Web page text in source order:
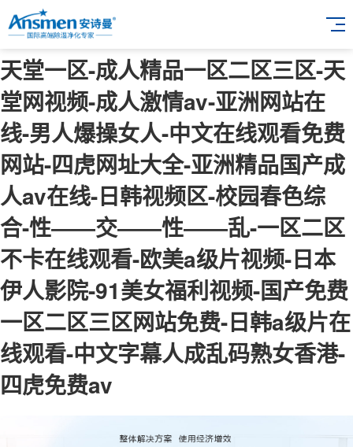
天堂一区-成人精品一区二区三区-天
堂网视频-成人激情av-亚洲网站在
线-男人爆操女人-中文在线观看免费
网站-四虎网址大全-亚洲精品国产成
人av在线-日韩视频区-校园春色综
合-性――交――性――乱-一区二区
不卡在线观看-欧美a级片视频-日本
伊人影院-91美女福利视频-国产免费
一区二区三区网站免费-日韩a级片在
线观看-中文字幕人成乱码熟女香港-
四虎免费av